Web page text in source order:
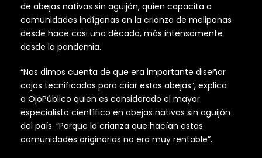
de abejas nativas sin aguijón, quien capacita a
comunidades indígenas en la crianza de meliponas
desde hace casi una década, más intensamente
desde la pandemia.
“Nos dimos cuenta de que era importante diseñar
cajas tecnificadas para criar estas abejas”, explica
a OjoPúblico quien es considerado el mayor
especialista científico en abejas nativas sin aguijón
del país. “Porque la crianza que hacían estas
comunidades originarias no era muy rentable”.